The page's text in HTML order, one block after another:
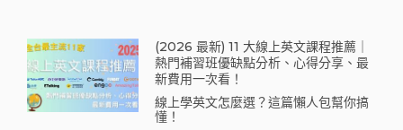
(2026 最新) 11 大線上英文課程推薦｜
熱門補習班優缺點分析、心得分享、最
新費用一次看！
線上學英文怎麼選？這篇懶人包幫你搞
懂！